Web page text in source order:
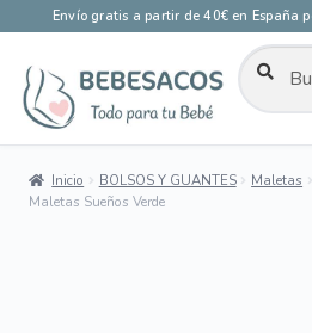
Envío gratis a partir de 40€ en España
Buscar
por:
BUSCAR
Inicio BOLSOS Y GUANTES Maletas
Maletas Sueños Verde